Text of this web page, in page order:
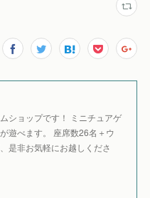
ショップです！ ミニチュアゲ
遊べます。 座席数26名＋ウ
是非お気軽にお越しくださ